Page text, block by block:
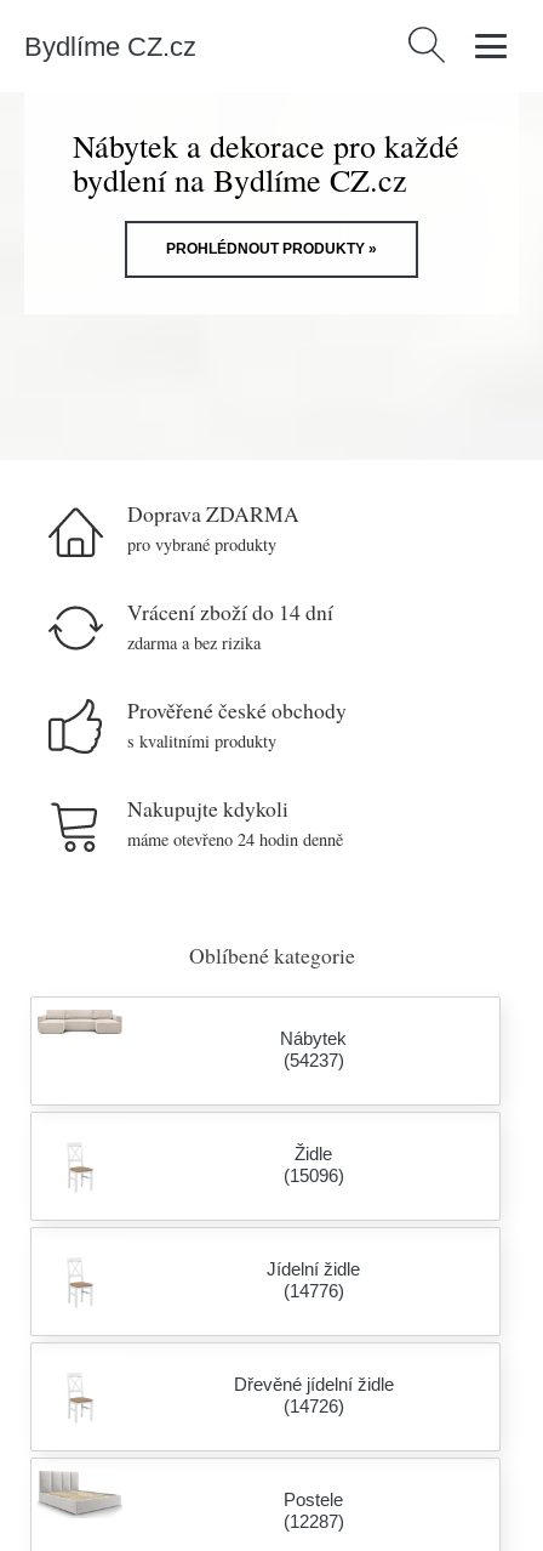
Bydlíme CZ.cz Vyhledávání
Nábytek a dekorace pro každé
bydlení na Bydlíme CZ.cz
PROHLÉDNOUT PRODUKTY »
Doprava ZDARMA
pro vybrané produkty
Vrácení zboží do 14 dní
zdarma a bez rizika
Prověřené české obchody
s kvalitními produkty
Nakupujte kdykoli
máme otevřeno 24 hodin denně
Oblíbené kategorie
Nábytek
(54237)
Židle
(15096)
Jídelní židle
(14776)
Dřevěné jídelní židle
(14726)
Postele
(12287)